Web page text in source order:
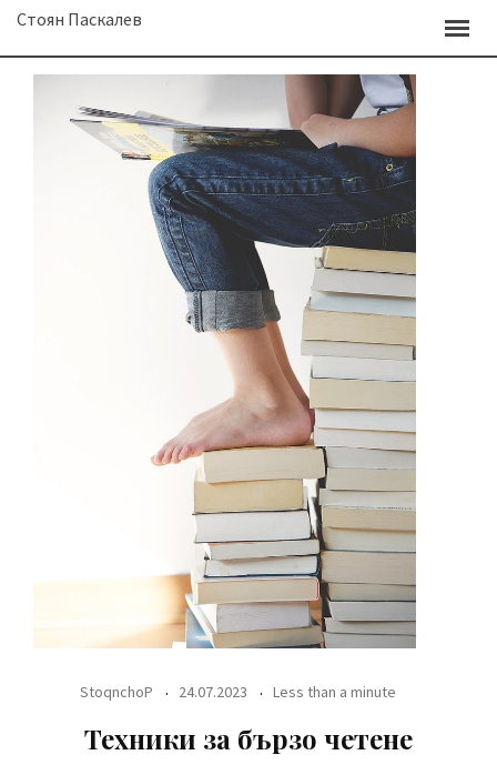
Skip
content
Стоян Паскалев
StoqnchoP 24.07.2023 Less than a minute
Техники за бързо четене